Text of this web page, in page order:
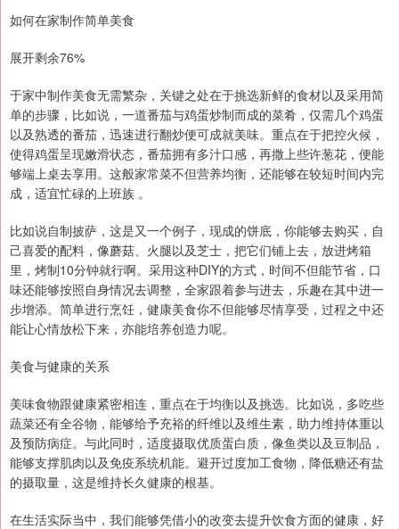
如何在家制作简单美食
展开剩余76%
于家中制作美食无需繁杂，关键之处在于挑选新鲜的食材以及采用简
单的步骤，比如说，一道番茄与鸡蛋炒制而成的菜肴，仅需几个鸡蛋
以及熟透的番茄，迅速进行翻炒便可成就美味。重点在于把控火候，
使得鸡蛋呈现嫩滑状态，番茄拥有多汁口感，再撒上些许葱花，便能
够端上桌去享用。这般家常菜不但营养均衡，还能够在较短时间内完
成，适宜忙碌的上班族 。
比如说自制披萨，这是又一个例子，现成的饼底，你能够去购买，自
己喜爱的配料，像蘑菇、火腿以及芝士，把它们铺上去，放进烤箱
里，烤制10分钟就行啊。采用这种DIY的方式，时间不但能节省，口
味还能够按照自身情况去调整，全家跟着参与进去，乐趣在其中进一
步增添。简单进行烹饪，健康美食你不但能够尽情享受，过程之中还
能让心情放松下来，亦能培养创造力呢。
美食与健康的关系
美味食物跟健康紧密相连，重点在于均衡以及挑选。比如说，多吃些
蔬菜还有全谷物，能够给予充裕的纤维以及维生素，助力维持体重以
及预防病症。与此同时，适度摄取优质蛋白质，像鱼类以及豆制品，
能够支撑肌肉以及免疫系统机能。避开过度加工食物，降低糖还有盐
的摄取量，这是维持长久健康的根基。
在生活实际当中，我们能够凭借小的改变去提升饮食方面的健康，好